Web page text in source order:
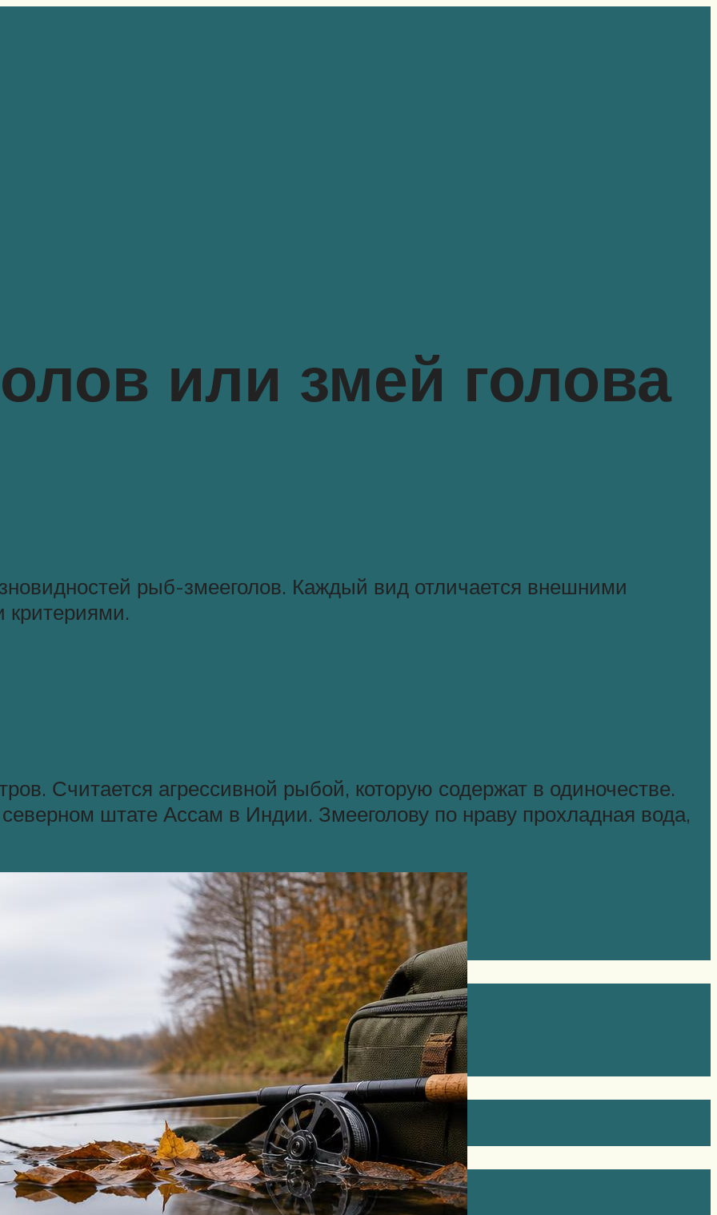
или змей голова
рыб-змееголов. Каждый вид отличается внешними
критериями.
Считается агрессивной рыбой, которую содержат в одиночестве.
штате Ассам в Индии. Змееголову по нраву прохладная вода,